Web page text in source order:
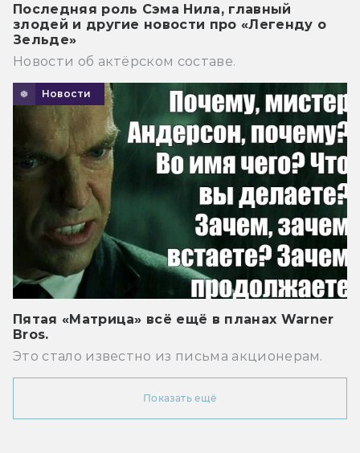
Последняя роль Сэма Нила, главный
злодей и другие новости про «Легенду о
Зельде»
Новости об актёрском составе.
Новости
Пятая «Матрица» всё ещё в планах Warner
Bros.
Это стало известно из письма акционерам.
Показать ещё